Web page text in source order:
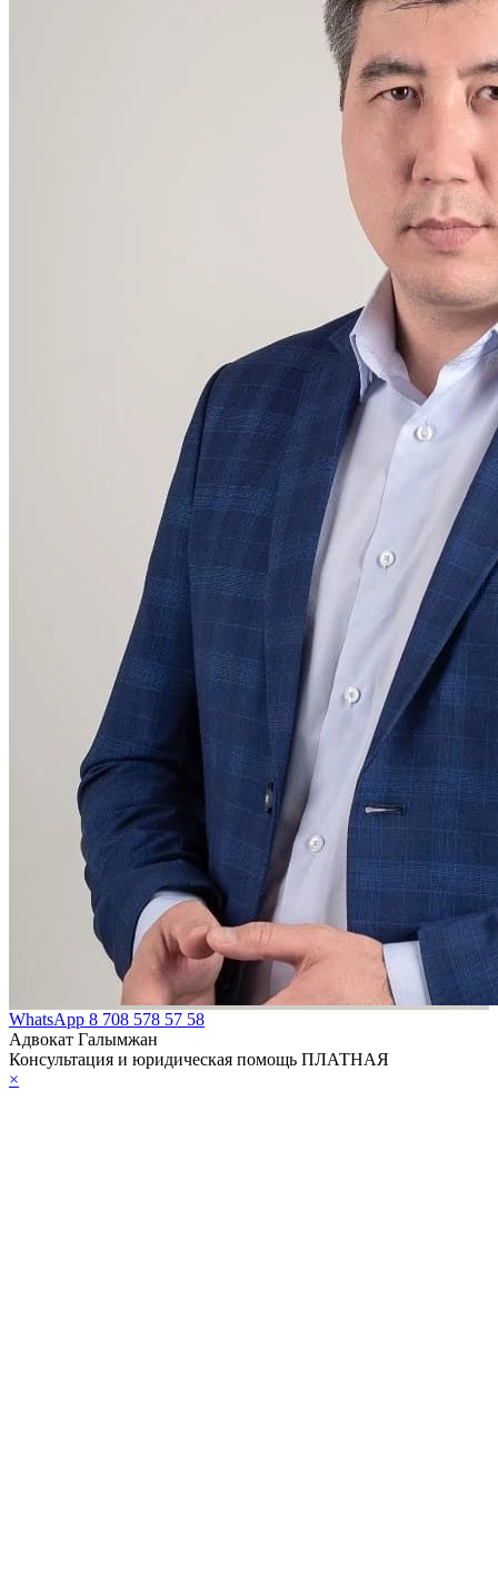
WhatsApp 8 708 578 57 58
Адвокат Галымжан
Консультация и юридическая помощь ПЛАТНАЯ
×